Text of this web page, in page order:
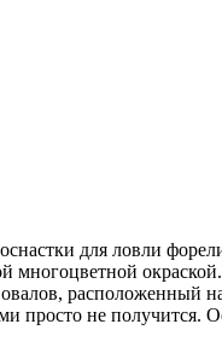
для ловли
многоцветной
расположенный
просто не получится.